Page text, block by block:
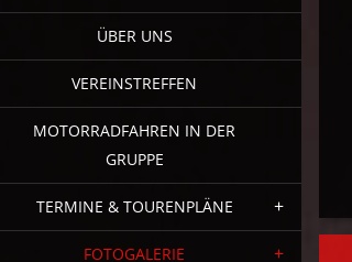
ÜBER UNS
VEREINSTREFFEN
MOTORRADFAHREN IN DER
GRUPPE
TERMINE & TOURENPLÄNE
FOTOGALERIE